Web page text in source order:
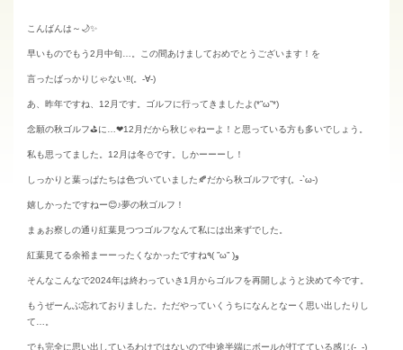
こんばんは～🌙✨
早いものでもう2月中旬…。この間あけましておめでとうございます！を
言ったばっかりじゃない‼(。-∀-)
あ、昨年ですね、12月です。ゴルフに行ってきましたよ(*”ω”*)
念願の秋ゴルフ⛳に…❤12月だから秋じゃねーよ！と思っている方も多いでしょう。
私も思ってました。12月は冬⛄です。しかーーーし！
しっかりと葉っぱたちは色づいていました🍂だから秋ゴルフです(。-`ω-)
嬉しかったですねー😊♪夢の秋ゴルフ！
まぁお察しの通り紅葉見つつゴルフなんて私には出来ずでした。
紅葉見てる余裕まーーったくなかったですね٩( ”ω” )و
そんなこんなで2024年は終わっていき1月からゴルフを再開しようと決めて今です。
もうぜーんぶ忘れておりました。ただやっていくうちになんとなーく思い出したりし
て…。
でも完全に思い出しているわけではないので中途半端にボールが打てている感じ(-_-)